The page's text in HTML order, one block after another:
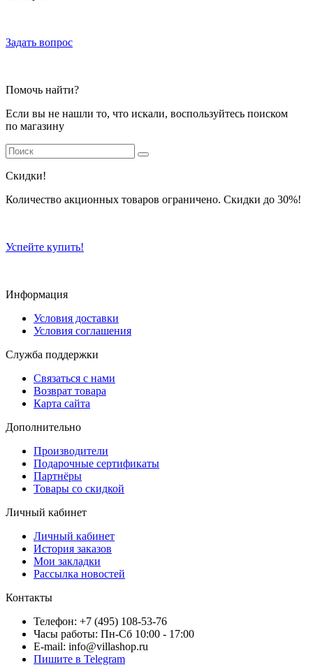
Задать вопрос
Помочь найти?
Если вы не нашли то, что искали, воспользуйтесь поиском
по магазину
Скидки!
Количество акционных товаров ограничено. Скидки до 30%!
Успейте купить!
Информация
Условия доставки
Условия соглашения
Служба поддержки
Связаться с нами
Возврат товара
Карта сайта
Дополнительно
Производители
Подарочные сертификаты
Партнёры
Товары со скидкой
Личный кабинет
Личный кабинет
История заказов
Мои закладки
Рассылка новостей
Контакты
Телефон: +7 (495) 108-53-76
Часы работы: Пн-Сб 10:00 - 17:00
E-mail: info@villashop.ru
Пишите в Telegram